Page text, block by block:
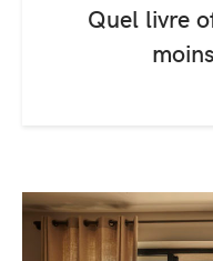
Quel livre